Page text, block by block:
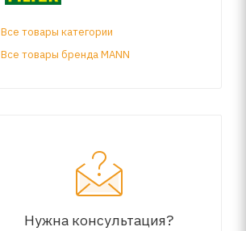
Все товары категории
Все товары бренда MANN
Нужна консультация?